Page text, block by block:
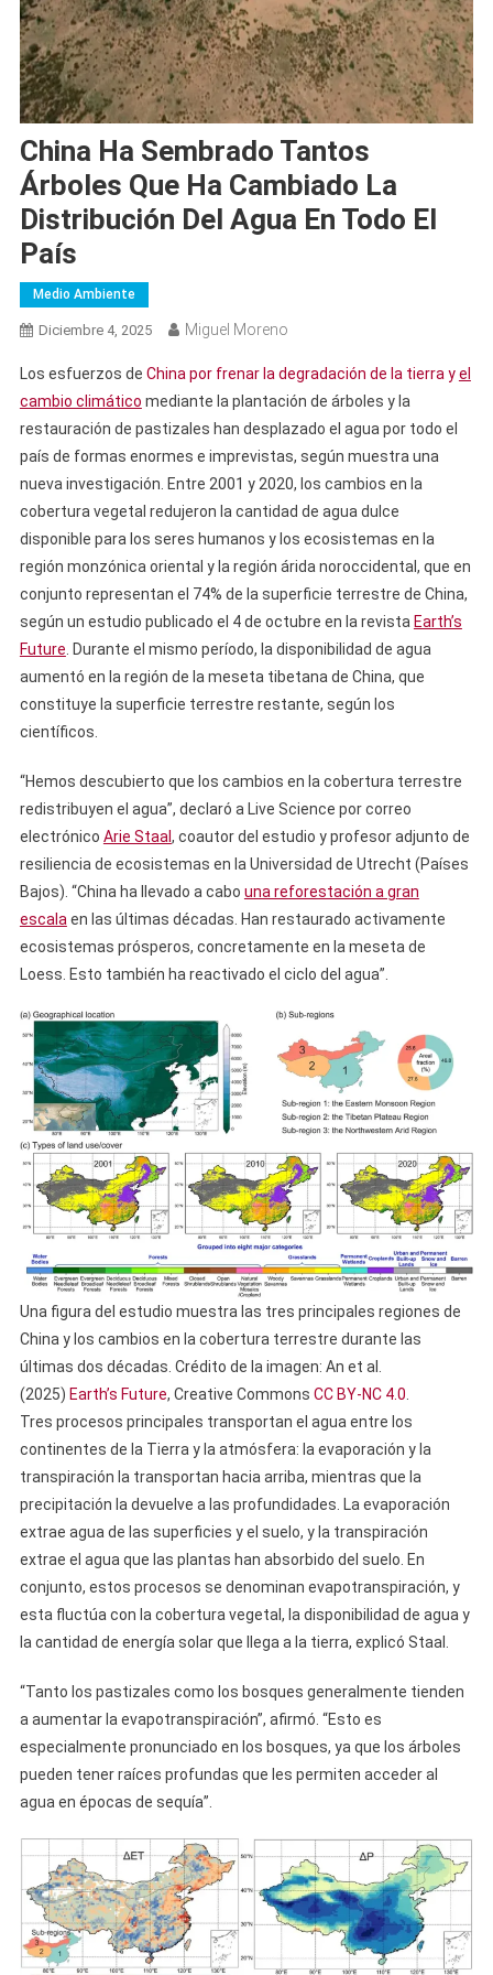
China Ha Sembrado Tantos
Árboles Que Ha Cambiado La
Distribución Del Agua En Todo El
País
Medio Ambiente
Diciembre 4, 2025 Miguel Moreno
Los esfuerzos de China por frenar la degradación de la tierra yel
cambio climático mediante la plantación de árboles y la
restauración de pastizales han desplazado el agua por todo el
país de formas enormes e imprevistas, según muestra una
nueva investigación. Entre 2001 y 2020, los cambios en la
cobertura vegetal redujeron la cantidad de agua dulce
disponible para los seres humanos y los ecosistemas en la
región monzónica oriental y la región árida noroccidental, que en
conjunto representan el 74% de la superficie terrestre de China,
según un estudio publicado el 4 de octubre en la revista Earth’s
Future . Durante el mismo período, la disponibilidad de agua
aumentó en la región de la meseta tibetana de China, que
constituye la superficie terrestre restante, según los
científicos.
“Hemos descubierto que los cambios en la cobertura terrestre
redistribuyen el agua”, declaró a Live Science por correo
electrónico Arie Staal , coautor del estudio y profesor adjunto de
resiliencia de ecosistemas en la Universidad de Utrecht (Países
Bajos). “China ha llevado a cabo una reforestación a gran
escala en las últimas décadas. Han restaurado activamente
ecosistemas prósperos, concretamente en la meseta de
Loess. Esto también ha reactivado el ciclo del agua”.
Una figura del estudio muestra las tres principales regiones de
China y los cambios en la cobertura terrestre durante las
últimas dos décadas. Crédito de la imagen: An et al.
(2025) Earth’s Future, Creative Commons CC BY-NC 4.0
Tres procesos principales transportan el agua entre los
continentes de la Tierra y la atmósfera: la evaporación y la
transpiración la transportan hacia arriba, mientras que la
precipitación la devuelve a las profundidades. La evaporación
extrae agua de las superficies y el suelo, y la transpiración
extrae el agua que las plantas han absorbido del suelo. En
conjunto, estos procesos se denominan evapotranspiración, y
esta fluctúa con la cobertura vegetal, la disponibilidad de agua y
la cantidad de energía solar que llega a la tierra, explicó Staal.
“Tanto los pastizales como los bosques generalmente tienden
a aumentar la evapotranspiración”, afirmó. “Esto es
especialmente pronunciado en los bosques, ya que los árboles
pueden tener raíces profundas que les permiten acceder al
agua en épocas de sequía”.